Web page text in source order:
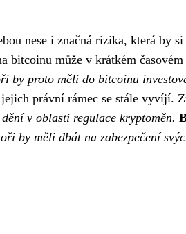
nese i značná rizika, která by
bitcoinu může v krátkém
by proto měli do bitcoinu
právní rámec se stále vyvíjí.
v oblasti regulace kryptoměn.
by měli dbát na zabezpečení